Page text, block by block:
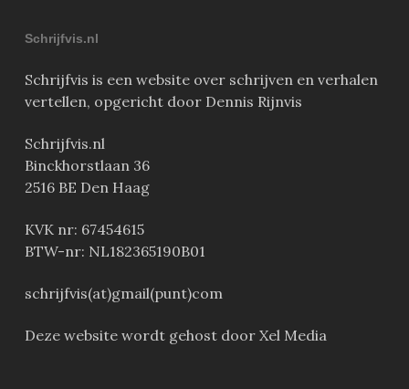
Schrijfvis.nl
Schrijfvis is een website over schrijven en verhalen
vertellen, opgericht door Dennis Rijnvis
Schrijfvis.nl
Binckhorstlaan 36
2516 BE Den Haag
KVK nr: 67454615
BTW-nr: NL182365190B01
schrijfvis(at)gmail(punt)com
Deze website wordt gehost door Xel Media